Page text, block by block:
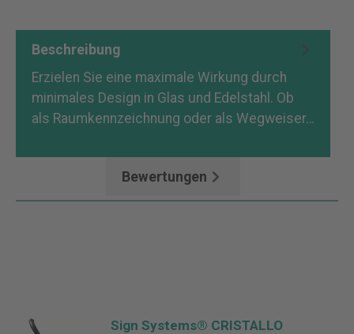
Beschreibung
Erzielen Sie eine maximale Wirkung durch
minimales Design in Glas und Edelstahl. Ob
als Raumkennzeichnung oder als Wegweiser…
Bewertungen
Sign Systems® CRISTALLO